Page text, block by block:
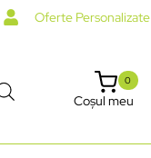
Oferte Personalizate
Coșul meu
0